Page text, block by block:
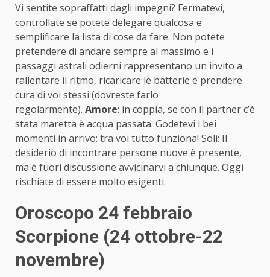
Vi sentite sopraffatti dagli impegni? Fermatevi,
controllate se potete delegare qualcosa e
semplificare la lista di cose da fare. Non potete
pretendere di andare sempre al massimo e i
passaggi astrali odierni rappresentano un invito a
rallentare il ritmo, ricaricare le batterie e prendere
cura di voi stessi (dovreste farlo
regolarmente). Amore: in coppia, se con il partner c’è
stata maretta è acqua passata. Godetevi i bei
momenti in arrivo: tra voi tutto funziona! Soli: Il
desiderio di incontrare persone nuove è presente,
ma è fuori discussione avvicinarvi a chiunque. Oggi
rischiate di essere molto esigenti.
Oroscopo 24 febbraio
Scorpione (24 ottobre-22
novembre)